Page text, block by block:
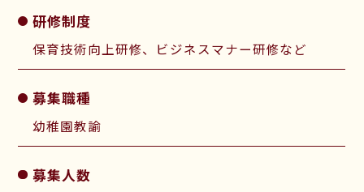
研修制度
保育技術向上研修、ビジネスマナー研修など
募集職種
幼稚園教諭
募集人数